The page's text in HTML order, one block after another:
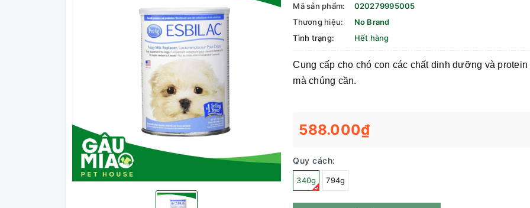
Mã sản phẩm:
020279995005
Thương hiệu:
No Brand
Tình trạng:
Hết hàng
Cung cấp cho chó con các chất dinh dưỡng và protein
mà chúng cần.
588.000₫
Quy cách:
340g 794g